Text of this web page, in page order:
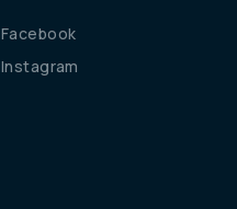
Facebook
Instagram